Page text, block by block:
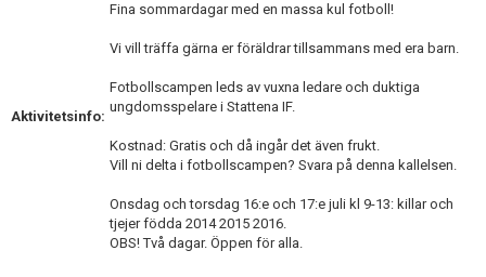
Aktivitetsinfo:
Fina sommardagar med en massa kul fotboll!
Vi vill träffa gärna er föräldrar tillsammans med era barn.
Fotbollscampen leds av vuxna ledare och duktiga
ungdomsspelare i Stattena IF.
Kostnad: Gratis och då ingår det även frukt.
Vill ni delta i fotbollscampen? Svara på denna kallelsen.
Onsdag och torsdag 16:e och 17:e juli kl 9-13: killar och
tjejer födda 2014 2015 2016.
OBS! Två dagar. Öppen för alla.